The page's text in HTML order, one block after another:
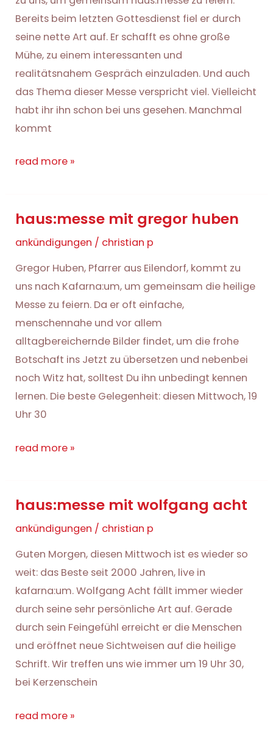
Bereits beim letzten Gottesdienst fiel er durch
seine nette Art auf. Er schafft es ohne große
Mühe, zu einem interessanten und
realitätsnahem Gespräch einzuladen. Und auch
das Thema dieser Messe verspricht viel. Vielleicht
habt ihr ihn schon bei uns gesehen. Manchmal
kommt
haus:messe
mai
read more »
haus:messe mit gregor huben
ankündigungen / christian p
Gregor Huben, Pfarrer aus Eilendorf, kommt zu
uns nach Kafarna:um, um gemeinsam die heilige
Messe zu feiern. Da er oft einfache,
menschennahe und vor allem
alltagbereichernde Bilder findet, um die frohe
Botschaft ins Jetzt zu übersetzen und nebenbei
noch Witz hat, solltest Du ihn unbedingt kennen
lernen. Die beste Gelegenheit: diesen Mittwoch, 19
Uhr 30
haus:messe
huben
read more »
haus:messe mit wolfgang acht
ankündigungen / christian p
Guten Morgen, diesen Mittwoch ist es wieder so
weit: das Beste seit 2000 Jahren, live in
kafarna:um. Wolfgang Acht fällt immer wieder
durch seine sehr persönliche Art auf. Gerade
durch sein Feingefühl erreicht er die Menschen
und eröffnet neue Sichtweisen auf die heilige
Schrift. Wir treffen uns wie immer um 19 Uhr 30,
bei Kerzenschein
haus:messe
read more »